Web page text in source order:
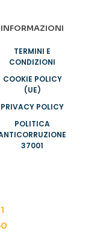
INFORMAZIONI
TERMINI E
CONDIZIONI
COOKIE POLICY
(UE)
PRIVACY POLICY
POLITICA
37001